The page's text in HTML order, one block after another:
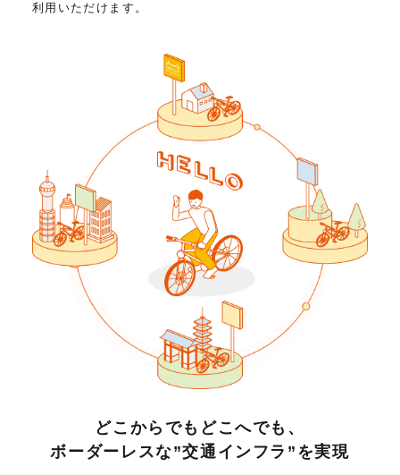
利用いただけます。
どこからでもどこへでも、
ボーダーレスな”交通インフラ”を実現